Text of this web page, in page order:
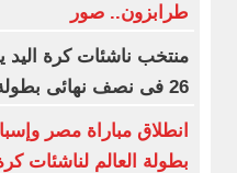
طرابزون.. صور
26 فى نصف نهائى بطولة العالم
انطلاق مباراة مصر
بطولة العالم لناشئات